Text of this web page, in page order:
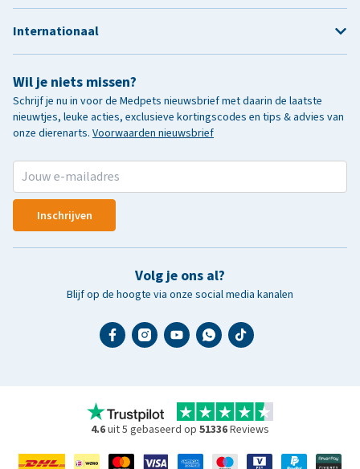
Wil je niets missen?
Schrijf je nu in voor de Medpets nieuwsbrief met daarin de laatste
nieuwtjes, leuke acties, exclusieve kortingscodes en tips & advies van
onze dierenarts. Voorwaarden nieuwsbrief
Inschrijven
Volg je ons al?
Blijf op de hoogte via onze social media kanalen
Internationaal
4.6uit 5 gebaseerd op 51336Reviews